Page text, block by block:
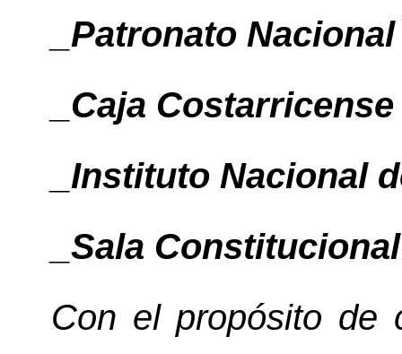
_Patronato
_Caja
_Instituto Nacional
_Sala
Con el propósito de